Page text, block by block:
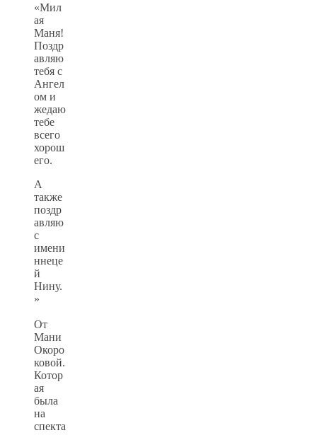
«Мил
ая
Маня!
Поздр
авляю
тебя с
Ангел
ом и
жедаю
тебе
всего
хорош
его.
А
также
поздр
авляю
с
имени
ннеце
й
Нину.
»
От
Мани
Окоро
ковой.
Котор
ая
была
на
спекта